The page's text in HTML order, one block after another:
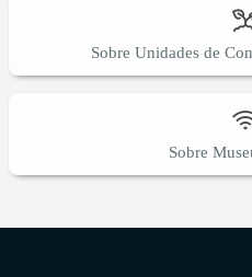
Sobre Unidades de
Sobre